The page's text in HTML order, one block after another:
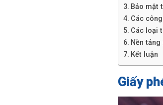
Bảo mật
Các
Các loại
Nền tảng
Kết luận
Giấy